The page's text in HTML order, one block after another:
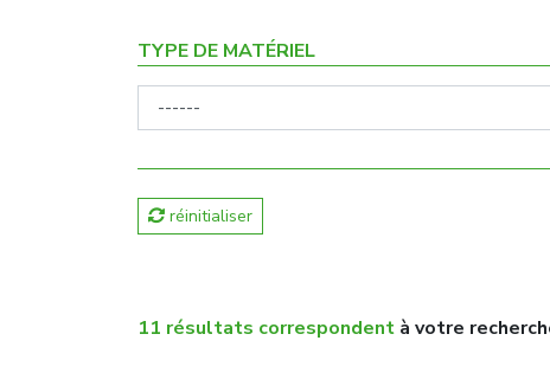
TYPE DE MATÉRIEL
réinitialiser
11 résultats correspondent à votre